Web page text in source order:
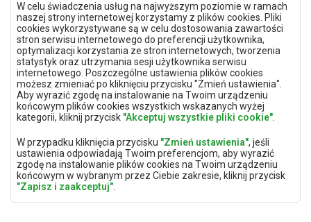
W celu świadczenia usług na najwyższym poziomie w ramach
naszej strony internetowej korzystamy z plików cookies. Pliki
cookies wykorzystywane są w celu dostosowania zawartości
stron serwisu internetowego do preferencji użytkownika,
optymalizacji korzystania ze stron internetowych, tworzenia
statystyk oraz utrzymania sesji użytkownika serwisu
internetowego. Poszczególne ustawienia plików cookies
możesz zmieniać po kliknięciu przycisku "Zmień ustawienia".
Aby wyrazić zgodę na instalowanie na Twoim urządzeniu
końcowym plików cookies wszystkich wskazanych wyżej
kategorii, kliknij przycisk "Akceptuj wszystkie pliki cookie"
W przypadku kliknięcia przycisku "Zmień ustawienia", jeśli
ustawienia odpowiadają Twoim preferencjom, aby wyrazić
zgodę na instalowanie plików cookies na Twoim urządzeniu
końcowym w wybranym przez Ciebie zakresie, kliknij przycisk
"Zapisz i zaakceptuj"
Polityka prywatności
Mapa strony
Deklaracja dostępności
Zmień ustawienia prywatności
Aplikacja mobilna
ABC TRACK sp. z o.o.
biuro@abc-track.pl